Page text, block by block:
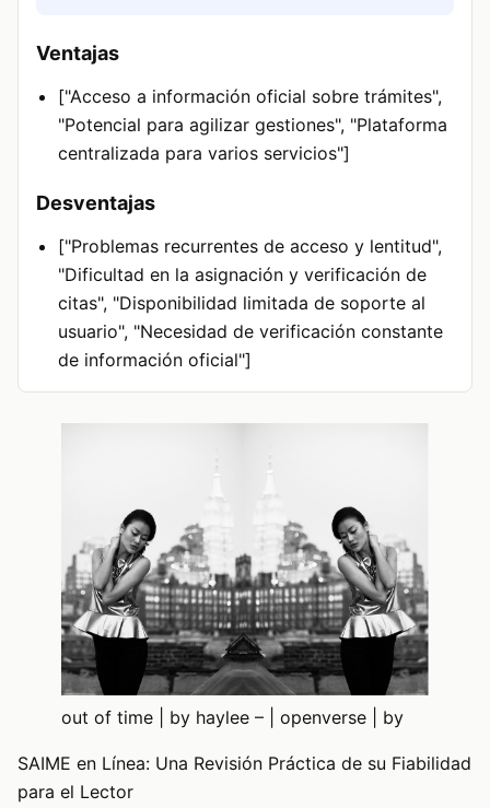
Ventajas
["Acceso a información oficial sobre trámites",
"Potencial para agilizar gestiones", "Plataforma
centralizada para varios servicios"]
Desventajas
["Problemas recurrentes de acceso y lentitud",
"Dificultad en la asignación y verificación de
citas", "Disponibilidad limitada de soporte al
usuario", "Necesidad de verificación constante
de información oficial"]
out of time | by haylee – | openverse | by
SAIME en Línea: Una Revisión Práctica de su Fiabilidad
para el Lector